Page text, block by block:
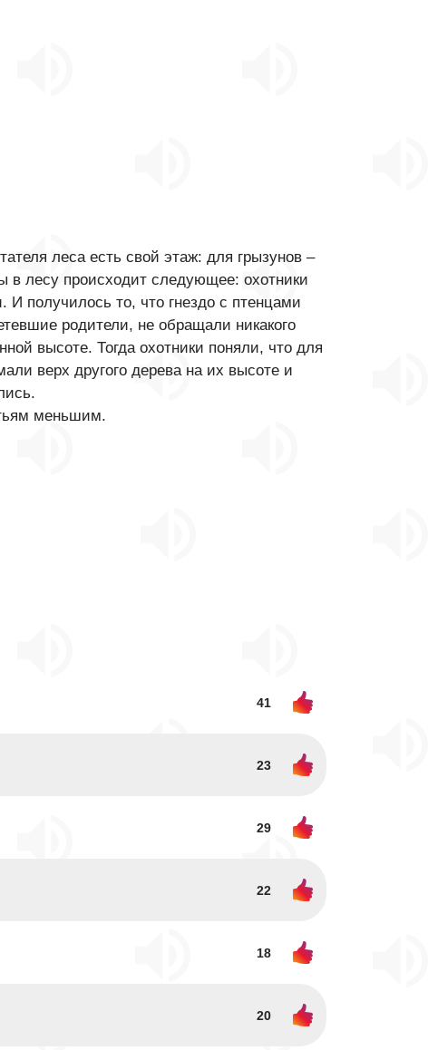
леса есть свой этаж: для грызунов –
в лесу происходит следующее: охотники
И получилось то, что гнездо с птенцами
родители, не обращали никакого
высоте. Тогда охотники поняли, что для
верх другого дерева на их высоте и
меньшим.
41
23
29
22
18
20